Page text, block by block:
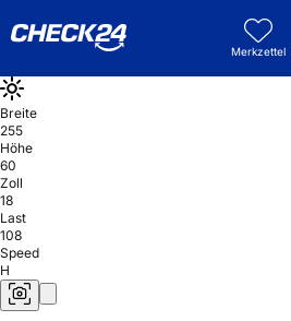
Merkzettel
Breite
255
Höhe
60
Zoll
18
Last
108
Speed
H